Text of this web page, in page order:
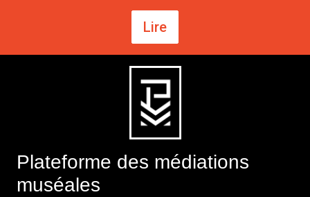
Lire
Plateforme des médiations
muséales